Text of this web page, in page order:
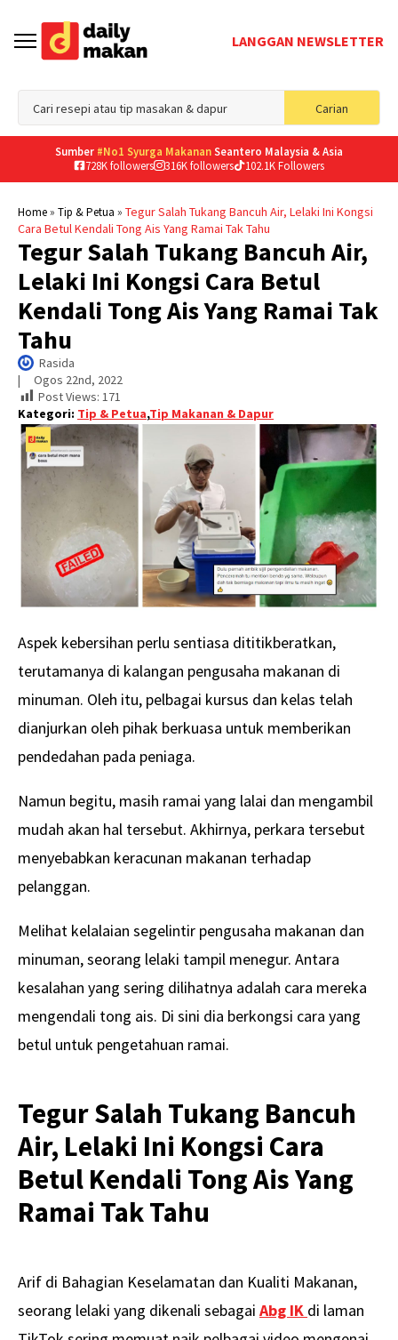
LANGGAN NEWSLETTER
Carian
for:
Sumber #No1 Syurga MakananSeantero Malaysia & Asia
728K followers
316K followers 102.1K Followers
Home» Tip & Petua » Tegur Salah Tukang Bancuh Air, Lelaki Ini Kongsi
Cara Betul Kendali Tong Ais Yang Ramai Tak Tahu
Tegur Salah Tukang Bancuh Air,
Lelaki Ini Kongsi Cara Betul
Kendali Tong Ais Yang Ramai Tak
Tahu
Rasida
| Ogos 22nd, 2022
Post Views: 171
Kategori: Tip & Petua,Tip Makanan & Dapur
Aspek kebersihan perlu sentiasa dititikberatkan,
terutamanya di kalangan pengusaha makanan di
minuman. Oleh itu, pelbagai kursus dan kelas telah
dianjurkan oleh pihak berkuasa untuk memberikan
pendedahan pada peniaga.
Namun begitu, masih ramai yang lalai dan mengambil
mudah akan hal tersebut. Akhirnya, perkara tersebut
menyebabkan keracunan makanan terhadap
pelanggan.
Melihat kelalaian segelintir pengusaha makanan dan
minuman, seorang lelaki tampil menegur. Antara
kesalahan yang sering dilihatnya adalah cara mereka
mengendali tong ais. Di sini dia berkongsi cara yang
betul untuk pengetahuan ramai.
Tegur Salah Tukang Bancuh
Air, Lelaki Ini Kongsi Cara
Betul Kendali Tong Ais Yang
Ramai Tak Tahu
Arif di Bahagian Keselamatan dan Kualiti Makanan,
seorang lelaki yang dikenali sebagai Abg IK di laman